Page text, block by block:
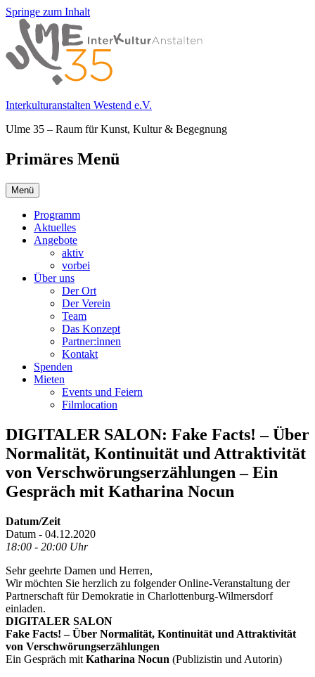
Springe zum Inhalt
Interkulturanstalten Westend e.V.
Ulme 35 – Raum für Kunst, Kultur & Begegnung
Primäres Menü
Menü
Programm
Aktuelles
Angebote
aktiv
vorbei
Über uns
Der Ort
Der Verein
Team
Das Konzept
Partner:innen
Kontakt
Spenden
Mieten
Events und Feiern
Filmlocation
DIGITALER SALON: Fake Facts! – Über
Normalität, Kontinuität und Attraktivität
von Verschwörungserzählungen – Ein
Gespräch mit Katharina Nocun
Datum/Zeit
Datum - 04.12.2020
18:00 - 20:00 Uhr
Sehr geehrte Damen und Herren,
Wir möchten Sie herzlich zu folgender Online-Veranstaltung der
Partnerschaft für Demokratie in Charlottenburg-Wilmersdorf
einladen.
DIGITALER SALON
Fake Facts! – Über Normalität, Kontinuität und Attraktivität
von Verschwörungserzählungen
Ein Gespräch mit Katharina Nocun (Publizistin und Autorin)